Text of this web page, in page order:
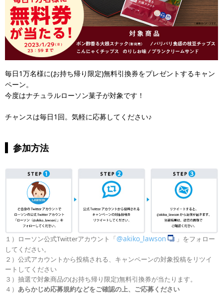
毎日1万名様に(お持ち帰り限定)無料引換券をプレゼントするキャン
ペーン。
今度はナチュラルローソン菓子が対象です！
チャンスは毎日1回。気軽に応募してください♪
参加方法
１）ローソン公式Twitterアカウント「@akiko_lawson
」をフォロー
してください。
２）公式アカウントから投稿される、キャンペーンの対象投稿をリツイ
ートしてください
３）抽選で対象商品の(お持ち帰り限定)無料引換券が当たります。
４） あらかじめ応募規約などをご確認の上、ご応募ください